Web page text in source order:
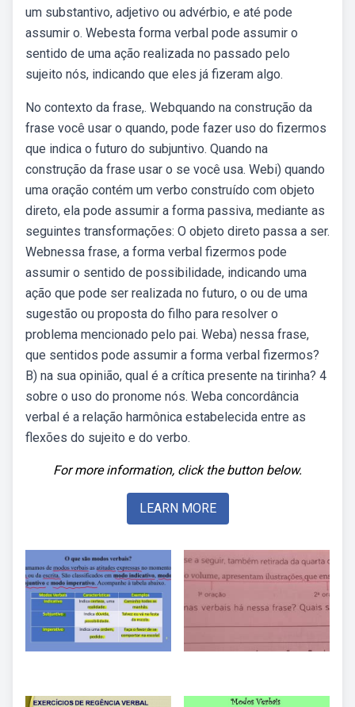
um substantivo, adjetivo ou advérbio, e até pode
assumir o. Webesta forma verbal pode assumir o
sentido de uma ação realizada no passado pelo
sujeito nós, indicando que eles já fizeram algo.
No contexto da frase,. Webquando na construção da
frase você usar o quando, pode fazer uso do fizermos
que indica o futuro do subjuntivo. Quando na
construção da frase usar o se você usa. Webi) quando
uma oração contém um verbo construído com objeto
direto, ela pode assumir a forma passiva, mediante as
seguintes transformações: O objeto direto passa a ser.
Webnessa frase, a forma verbal fizermos pode
assumir o sentido de possibilidade, indicando uma
ação que pode ser realizada no futuro, o ou de uma
sugestão ou proposta do filho para resolver o
problema mencionado pelo pai. Weba) nessa frase,
que sentidos pode assumir a forma verbal fizermos?
B) na sua opinião, qual é a crítica presente na tirinha? 4
sobre o uso do pronome nós. Weba concordância
verbal é a relação harmônica estabelecida entre as
flexões do sujeito e do verbo.
For more information, click the button below.
LEARN MORE